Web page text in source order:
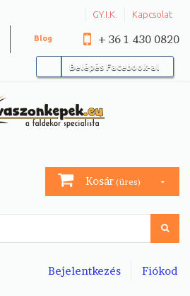
GY.I.K. Kapcsolat
+ 36 1 430 0820
Blog
Belépés Facebook-al
Kosár (üres)
Fiókod
Bejelentkezés